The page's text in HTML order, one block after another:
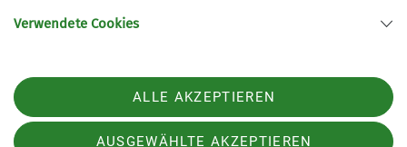
97076 Würzburg
Telefon +4993132954099
Verwendete Cookies
ALLE AKZEPTIEREN
AUSGEWÄHLTE AKZEPTIEREN